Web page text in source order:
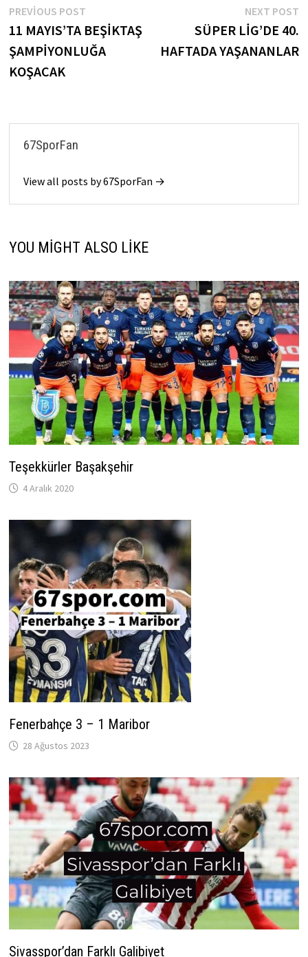
Yazı
gezinmesi
PREVIOUS POSTPrevious
post:
11 MAYIS’TA BEŞİKTAŞ
ŞAMPİYONLUĞA
KOŞACAK
NEXT POST
SÜPER LİG’DE 40.
HAFTADA YAŞANANLAR
67SporFan
View all posts by 67SporFan →
YOU MIGHT ALSO LIKE
Teşekkürler Başakşehir
4 Aralık 2020
Fenerbahçe 3 – 1 Maribor
28 Ağustos 2023
Sivasspor’dan Farklı Galibiyet